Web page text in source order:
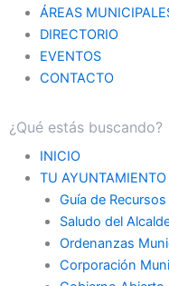
ÁREAS
DIRECTORIO
EVENTOS
CONTACTO
INICIO
TU AYUNTAMIENTO
Guía de
Saludo del
Ordenanzas
Corporación